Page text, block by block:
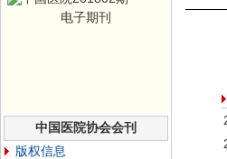
电子期刊
中国医院协会会刊
版权信息